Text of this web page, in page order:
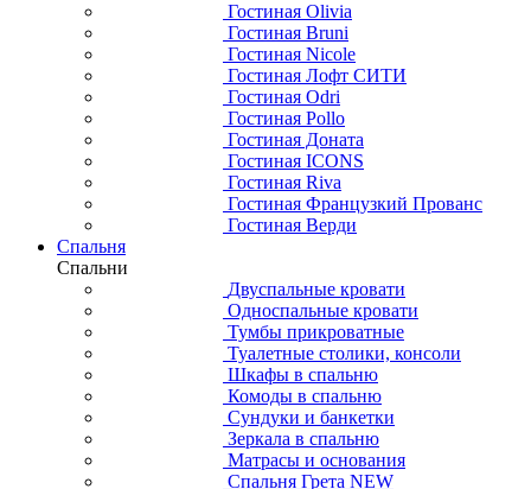
Гостиная Olivia
Гостиная Bruni
Гостиная Nicole
Гостиная Лофт СИТИ
Гостиная Odri
Гостиная Pollo
Гостиная Доната
Гостиная ICONS
Гостиная Riva
Гостиная Французкий Прованс
Гостиная Верди
Спальня
Спальни
Двуспальные кровати
Односпальные кровати
Тумбы прикроватные
Туалетные столики, консоли
Шкафы в спальню
Комоды в спальню
Сундуки и банкетки
Зеркала в спальню
Матрасы и основания
Спальня Грета NEW